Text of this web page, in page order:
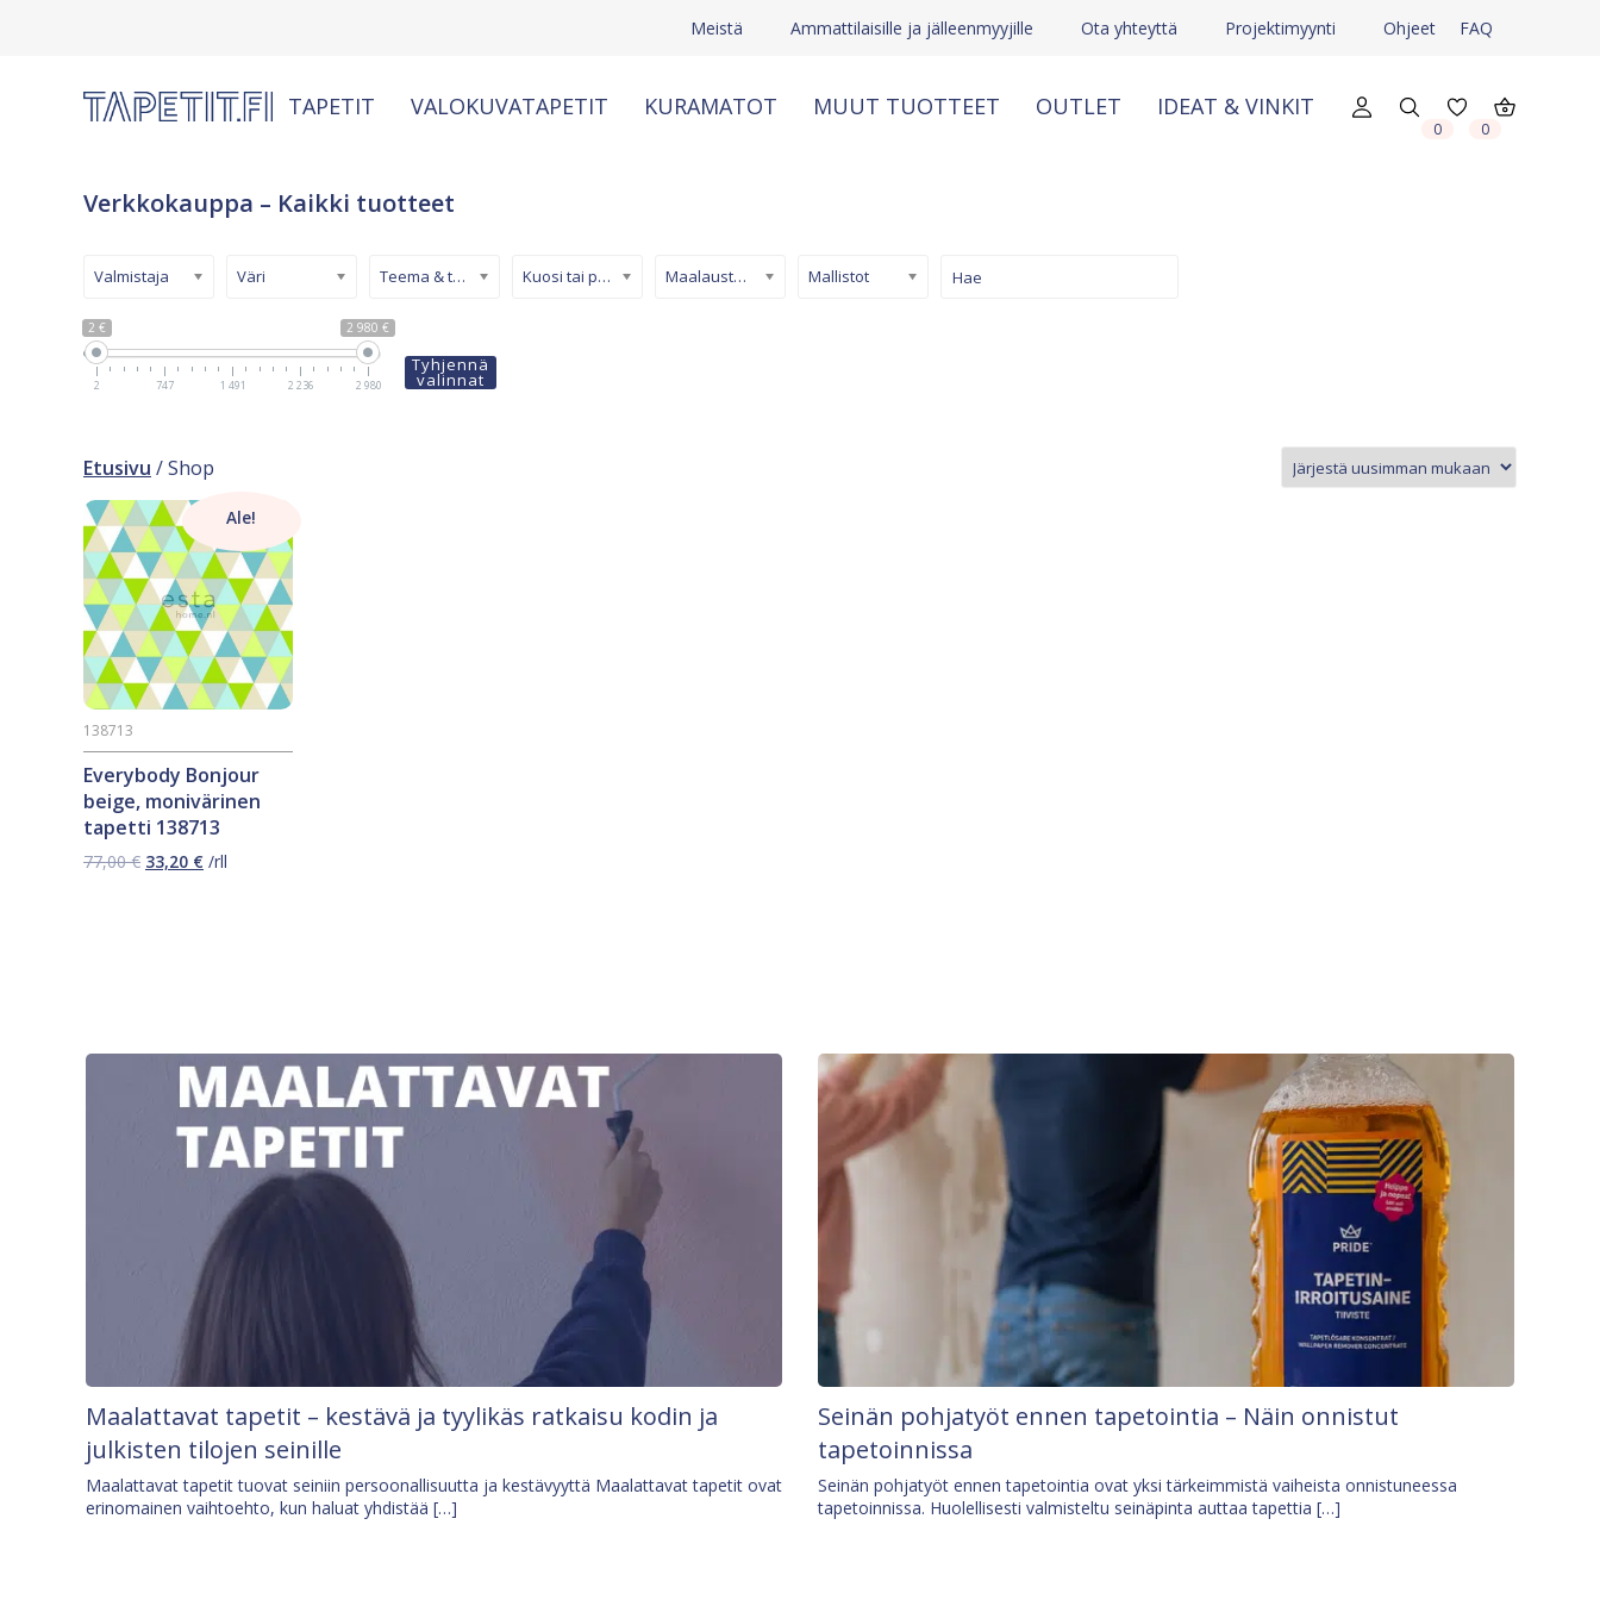
Meistä Ammattilaisille ja jälleenmyyjille Ota yhteyttä Projektimyynti Ohjeet FAQ
TAPETIT VALOKUVATAPETIT KURAMATOT MUUT TUOTTEET OUTLET IDEAT & VINKIT
0 0
Verkkokauppa – Kaikki tuotteet
2 € 2 980 €
2 747 1 491 2 236 2 980
Valmistaja Väri Teema & tyyli Kuosi tai pinta Maalaustapetti Mallistot
Tyhjennä
valinnat
Etusivu / Shop
Ale!
Everybody Bonjour
beige, monivärinen
tapetti 138713
138713
77,00€ Alkuperäinen
33,20 €Nykyinen
/rll
Maalattavat tapetit – kestävä ja tyylikäs ratkaisu kodin ja
julkisten tilojen seinille
Maalattavat tapetit tuovat seiniin persoonallisuutta ja kestävyyttä Maalattavat tapetit ovat
erinomainen vaihtoehto, kun haluat yhdistää […]
Seinän pohjatyöt ennen tapetointia – Näin onnistut
tapetoinnissa
Seinän pohjatyöt ennen tapetointia ovat yksi tärkeimmistä vaiheista onnistuneessa
tapetoinnissa. Huolellisesti valmisteltu seinäpinta auttaa tapettia […]